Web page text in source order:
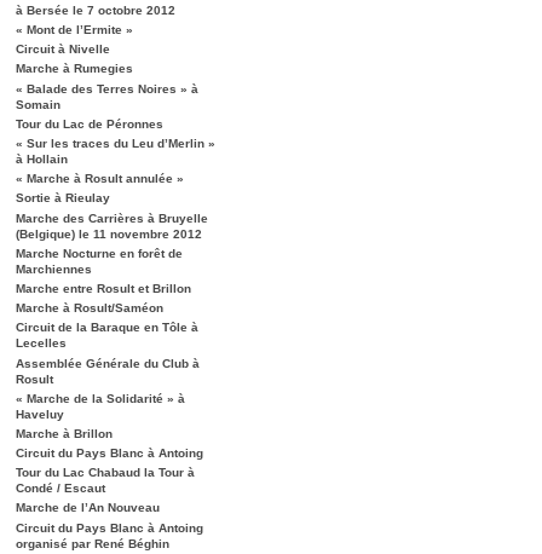
à Bersée le 7 octobre 2012
« Mont de l’Ermite »
Circuit à Nivelle
Marche à Rumegies
« Balade des Terres Noires » à
Somain
Tour du Lac de Péronnes
« Sur les traces du Leu d’Merlin »
à Hollain
« Marche à Rosult annulée »
Sortie à Rieulay
Marche des Carrières à Bruyelle
(Belgique) le 11 novembre 2012
Marche Nocturne en forêt de
Marchiennes
Marche entre Rosult et Brillon
Marche à Rosult/Saméon
Circuit de la Baraque en Tôle à
Lecelles
Assemblée Générale du Club à
Rosult
« Marche de la Solidarité » à
Haveluy
Marche à Brillon
Circuit du Pays Blanc à Antoing
Tour du Lac Chabaud la Tour à
Condé / Escaut
Marche de l’An Nouveau
Circuit du Pays Blanc à Antoing
organisé par René Béghin